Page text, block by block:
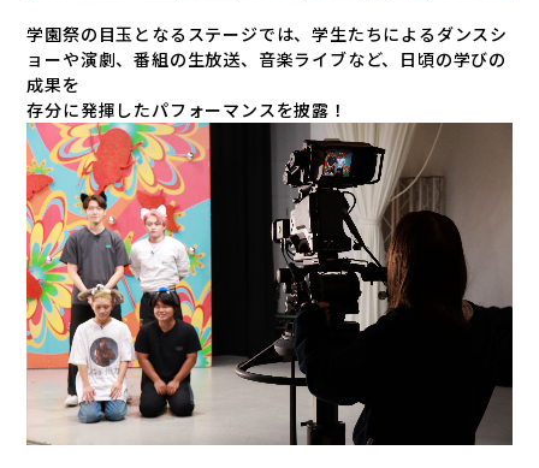
学園祭の目玉となるステージでは、学生たちによるダンスシ
ョーや演劇、番組の生放送、音楽ライブなど、日頃の学びの
成果を
存分に発揮したパフォーマンスを披露！